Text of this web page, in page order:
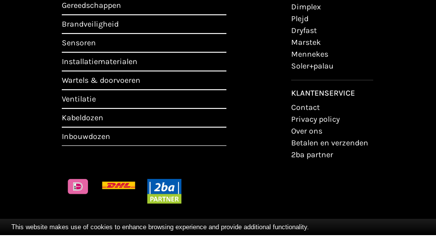
gereedschappen
brandveiligheid
sensoren
installatiematerialen
wartels & doorvoeren
ventilatie
kabeldozen
inbouwdozen
dimplex
plejd
dryfast
marstek
mennekes
soler+palau
KLANTENSERVICE
contact
privacy policy
over ons
betalen en verzenden
2ba partner
This website makes use of cookies to enhance browsing experience and provide additional functionality.